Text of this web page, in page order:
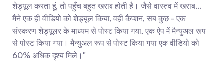
शेड्यूल करता हूं, तो पहुँच बहुत खराब होती है। जैसे वास्तव में खराब...
मैंने एक ही वीडियो को शेड्यूल किया, वही कैप्शन, सब कुछ - एक
संस्करण शेड्यूलर के माध्यम से पोस्ट किया गया, एक ऐप में मैन्युअल रूप
से पोस्ट किया गया। मैन्युअल रूप से पोस्ट किया गया एक वीडियो को
60% अधिक दृश्य मिले।"